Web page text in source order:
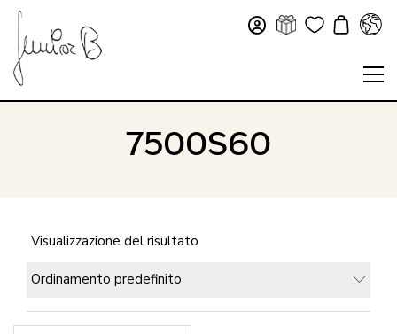
7500S60
Visualizzazione del risultato
Ordinamento predefinito